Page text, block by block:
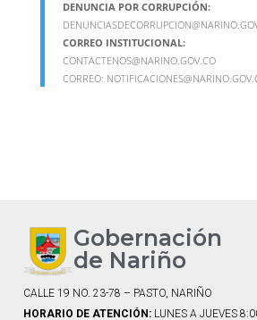
DENUNCIA POR CORRUPCIÓN:
CORREO INSTITUCIONAL:
CONTACTENOS@NARINO.GOV.CO
CORREO:
Gobernación
de Nariño
CALLE 19 NO. 23-78 – PASTO, NARIÑO
HORARIO DE ATENCIÓN: LUNES A JUEVES